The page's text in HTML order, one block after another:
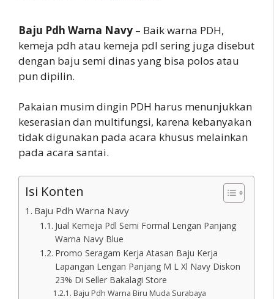
Baju Pdh Warna Navy – Baik warna PDH,
kemeja pdh atau kemeja pdl sering juga disebut
dengan baju semi dinas yang bisa polos atau
pun dipilin.
Pakaian musim dingin PDH harus menunjukkan
keserasian dan multifungsi, karena kebanyakan
tidak digunakan pada acara khusus melainkan
pada acara santai.
Isi Konten
Baju Pdh Warna Navy
Jual Kemeja Pdl Semi Formal Lengan Panjang
Warna Navy Blue
Promo Seragam Kerja Atasan Baju Kerja
Lapangan Lengan Panjang M L Xl Navy Diskon
23% Di Seller Bakalagi Store
Baju Pdh Warna Biru Muda Surabaya